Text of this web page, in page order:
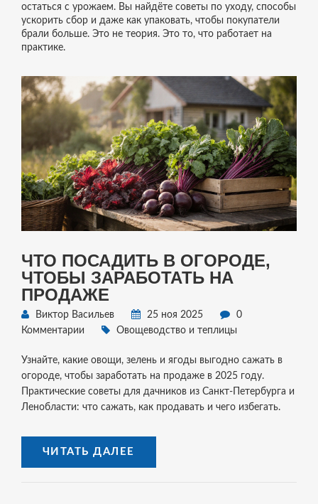
остаться с урожаем. Вы найдёте советы по уходу, способы
ускорить сбор и даже как упаковать, чтобы покупатели
брали больше. Это не теория. Это то, что работает на
практике.
ЧТО ПОСАДИТЬ В ОГОРОДЕ,
ЧТОБЫ ЗАРАБОТАТЬ НА
ПРОДАЖЕ
Виктор Васильев 25 ноя 2025
0
Комментарии
Овощеводство и теплицы
Узнайте, какие овощи, зелень и ягоды выгодно сажать в
огороде, чтобы заработать на продаже в 2025 году.
Практические советы для дачников из Санкт-Петербурга и
Ленобласти: что сажать, как продавать и чего избегать.
ЧИТАТЬ ДАЛЕЕ